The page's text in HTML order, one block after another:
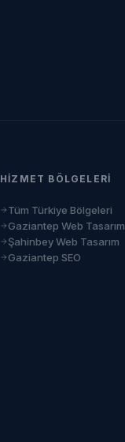
HIZMET BÖLGELERI
Tüm Türkiye Bölgeleri
Gaziantep Web Tasarım
Şahinbey Web Tasarım
Gaziantep SEO